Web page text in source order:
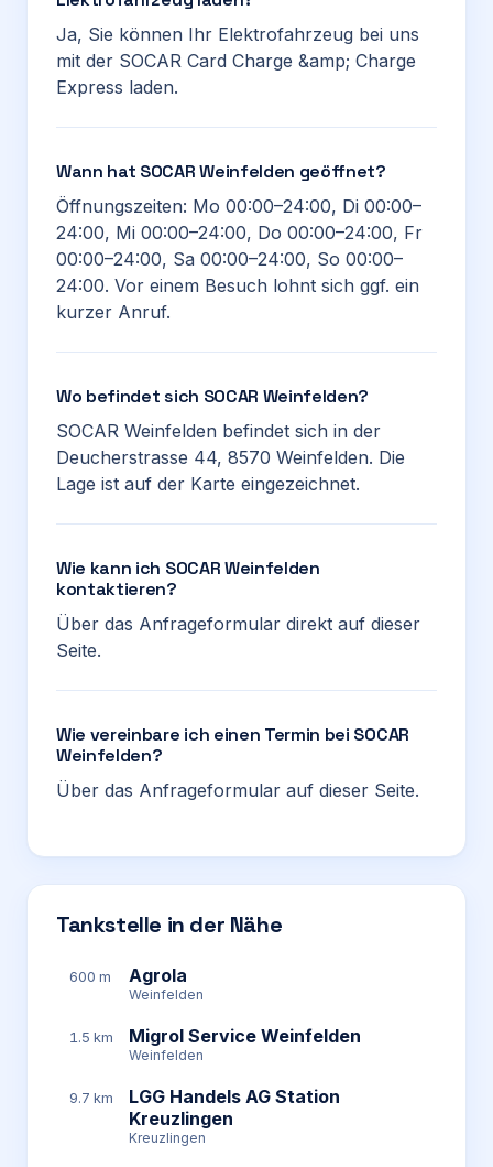
Ja, Sie können Ihr Elektrofahrzeug bei uns
mit der SOCAR Card Charge &amp; Charge
Express laden.
Wann hat SOCAR Weinfelden geöffnet?
Öffnungszeiten: Mo 00:00–24:00, Di 00:00–
24:00, Mi 00:00–24:00, Do 00:00–24:00, Fr
00:00–24:00, Sa 00:00–24:00, So 00:00–
24:00. Vor einem Besuch lohnt sich ggf. ein
kurzer Anruf.
Wo befindet sich SOCAR Weinfelden?
SOCAR Weinfelden befindet sich in der
Deucherstrasse 44, 8570 Weinfelden. Die
Lage ist auf der Karte eingezeichnet.
Wie kann ich SOCAR Weinfelden
kontaktieren?
Über das Anfrageformular direkt auf dieser
Seite.
Wie vereinbare ich einen Termin bei SOCAR
Weinfelden?
Über das Anfrageformular auf dieser Seite.
Tankstelle in der Nähe
600 m Agrola
Weinfelden
1.5 km Migrol Service Weinfelden
Weinfelden
9.7 km
LGG Handels AG Station
Kreuzlingen
Kreuzlingen